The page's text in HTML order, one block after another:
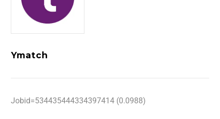
Ymatch
Jobid=534435444334397414 (0.0988)